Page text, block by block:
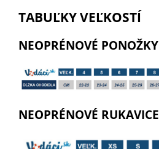
TABUĽKY VEĽKOSTÍ
NEOPRÉNOVÉ PONOŽKY
NEOPRÉNOVÉ RUKAVICE